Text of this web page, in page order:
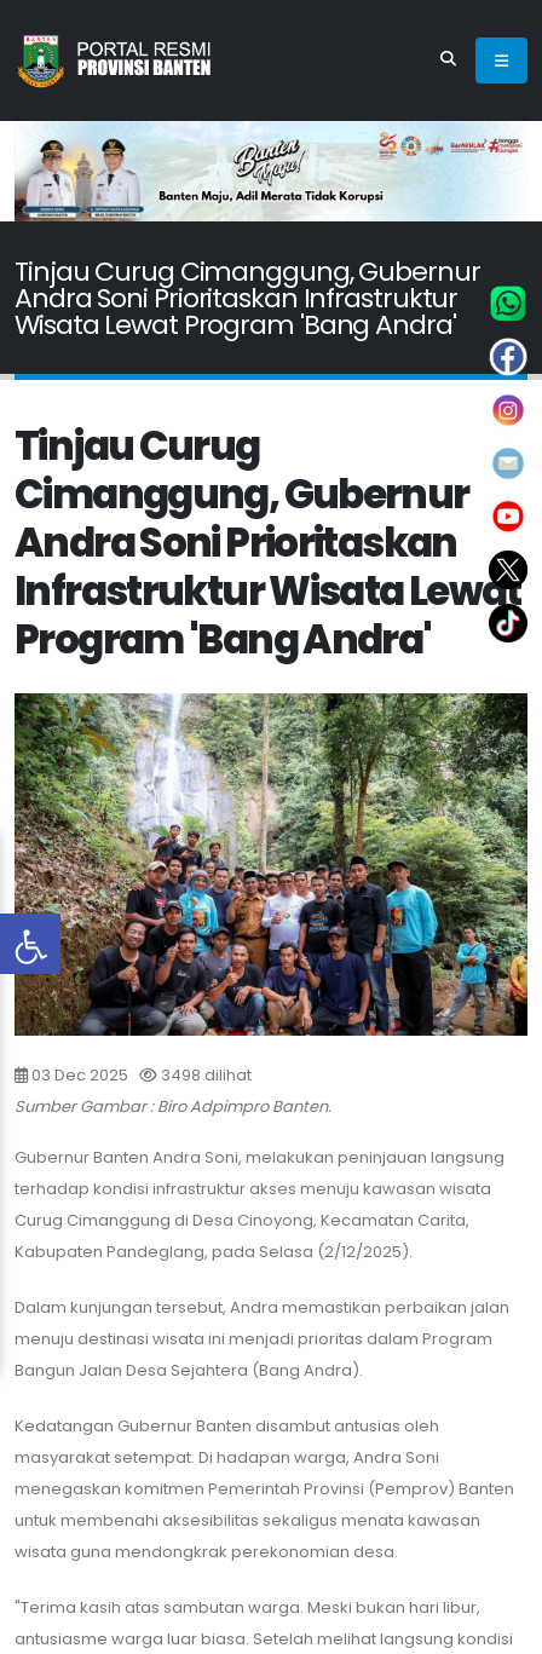
Tinjau Curug Cimanggung, Gubernur
Andra Soni Prioritaskan Infrastruktur
Wisata Lewat Program 'Bang Andra'
Tinjau Curug
Cimanggung, Gubernur
Andra Soni Prioritaskan
Infrastruktur Wisata Lewat
Program 'Bang Andra'
03 Dec 2025
3498 dilihat
Sumber Gambar : Biro Adpimpro Banten.
Gubernur Banten Andra Soni, melakukan peninjauan langsung
terhadap kondisi infrastruktur akses menuju kawasan wisata
Curug Cimanggung di Desa Cinoyong, Kecamatan Carita,
Kabupaten Pandeglang, pada Selasa (2/12/2025).
Dalam kunjungan tersebut, Andra memastikan perbaikan jalan
menuju destinasi wisata ini menjadi prioritas dalam Program
Bangun Jalan Desa Sejahtera (Bang Andra).
​Kedatangan Gubernur Banten disambut antusias oleh
masyarakat setempat. Di hadapan warga, Andra Soni
menegaskan komitmen Pemerintah Provinsi (Pemprov) Banten
untuk membenahi aksesibilitas sekaligus menata kawasan
wisata guna mendongkrak perekonomian desa.
​"Terima kasih atas sambutan warga. Meski bukan hari libur,
antusiasme warga luar biasa. Setelah melihat langsung kondisi